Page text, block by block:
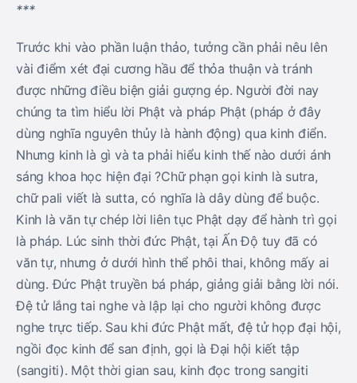
***
Trước khi vào phần luận thảo, tưởng cần phải nêu lên
vài điểm xét đại cương hầu để thỏa thuận và tránh
được những điều biện giải gượng ép. Người đời nay
chúng ta tìm hiểu lời Phật và pháp Phật (pháp ở đây
dùng nghĩa nguyên thủy là hành động) qua kinh điển.
Nhưng kinh là gì và ta phải hiểu kinh thế nào dưới ánh
sáng khoa học hiện đại ?Chữ phạn gọi kinh là sutra,
chữ pali viết là sutta, có nghĩa là dây dùng để buộc.
Kinh là văn tự chép lời liên tục Phật dạy để hành trì gọi
là pháp. Lúc sinh thời đức Phật, tại Ấn Độ tuy đã có
văn tự, nhưng ở dưới hình thể phôi thai, không mấy ai
dùng. Ðức Phật truyền bá pháp, giảng giải bằng lời nói.
Ðệ tử lắng tai nghe và lập lại cho người không được
nghe trực tiếp. Sau khi đức Phật mất, đệ tử họp đại hội,
ngồi đọc kinh để san định, gọi là Ðại hội kiết tập
(sangiti). Một thời gian sau, kinh đọc trong sangiti